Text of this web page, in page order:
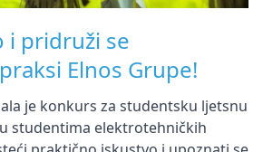
i pridruži se
Elnos Grupe!
je konkurs za studentsku ljetsnu
studentima elektrotehničkih